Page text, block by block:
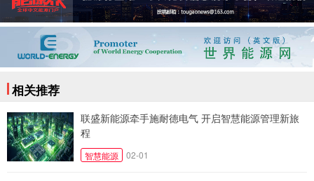
相关推荐
联盛新能源牵手施耐德电气 开启智慧能源管理新旅
程
智慧能源 02-01